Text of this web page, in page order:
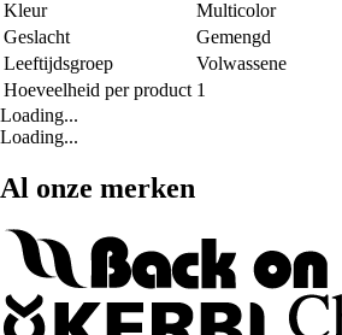
Kleur
Multicolor
Geslacht
Gemengd
Leeftijdsgroep
Volwassene
Hoeveelheid per product 1
Loading...
Loading...
Al onze merken